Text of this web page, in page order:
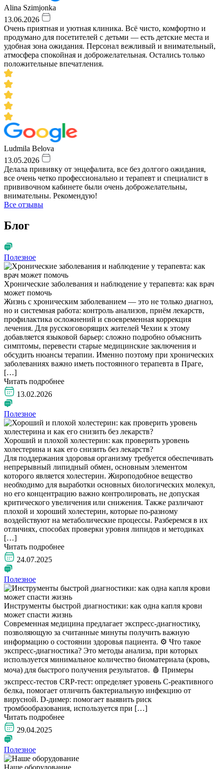
Alina Szimjonka
13.06.2026
Очень приятная и уютная клиника. Всё чисто, комфортно и
продумано для посетителей с детьми — есть детские места и
удобная зона ожидания. Персонал вежливый и внимательный,
атмосфера спокойная и доброжелательная. Остались только
положительные впечатления.
Ludmila Belova
13.05.2026
Делала прививку от энцефалита, все без долгого ожидания,
все очень четко профессионально и терапевт и специалист в
прививочном кабинете были очень доброжелательны,
внимательны. Рекомендую!
Все отзывы
Блог
Полезное
Хронические заболевания и наблюдение у терапевта: как врач
может помочь
Жизнь с хроническим заболеванием — это не только диагноз,
но и системная работа: контроль анализов, приём лекарств,
профилактика осложнений и своевременная коррекция
лечения. Для русскоговорящих жителей Чехии к этому
добавляется языковой барьер: сложно подробно объяснить
симптомы, перевести старые медицинские заключения и
обсудить нюансы терапии. Именно поэтому при хронических
заболеваниях важно иметь постоянного терапевта в Праге,
[…]
Читать подробнее
13.02.2026
Полезное
Хороший и плохой холестерин: как проверить уровень
холестерина и как его снизить без лекарств?
Для поддержания здоровья организму требуется обеспечивать
непрерывный липидный обмен, основным элементом
которого является холестерин. Жироподобное вещество
необходимо для выработки основных биологических молекул,
но его концентрацию важно контролировать, не допуская
критического увеличения или снижения. Также различают
плохой и хороший холестерин, которые по-разному
воздействуют на метаболические процессы. Разберемся в их
отличиях, способах проверки уровня липидов и методиках
[…]
Читать подробнее
24.07.2025
Полезное
Инструменты быстрой диагностики: как одна капля крови
может спасти жизнь
Современная медицина предлагает экспресс-диагностику,
позволяющую за считанные минуты получить важную
информацию о состоянии здоровья пациента. ⚙️ Что такое
экспресс-диагностика? Это методы анализа, при которых
используется минимальное количество биоматериала (кровь,
моча) для быстрого получения результатов.​ 🩸 Примеры
экспресс-тестов CRP-тест: определяет уровень С-реактивного
белка, помогает отличить бактериальную инфекцию от
вирусной. D-димер: помогает выявить риск
тромбообразования, используется при […]
Читать подробнее
29.04.2025
Полезное
Наше оборудование